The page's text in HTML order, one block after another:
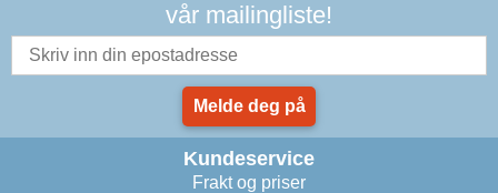
vår mailingliste!
Melde deg på
Kundeservice
Frakt og priser